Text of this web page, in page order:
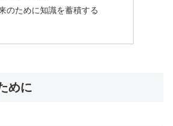
のために知識を蓄積する
めに